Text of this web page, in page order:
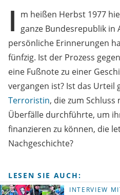
I m heißen Herbst 1977
ganze Bundesrepublik in
persönliche Erinnerungen
fünfzig. Ist der Prozess
eine Fußnote zu einer
vergangen ist? Ist das Urteil
Terroristin, die zum
Überfälle durchführte, um
finanzieren zu können, die
Nachgeschichte?
LESEN SIE AUCH:
INTERVIEW